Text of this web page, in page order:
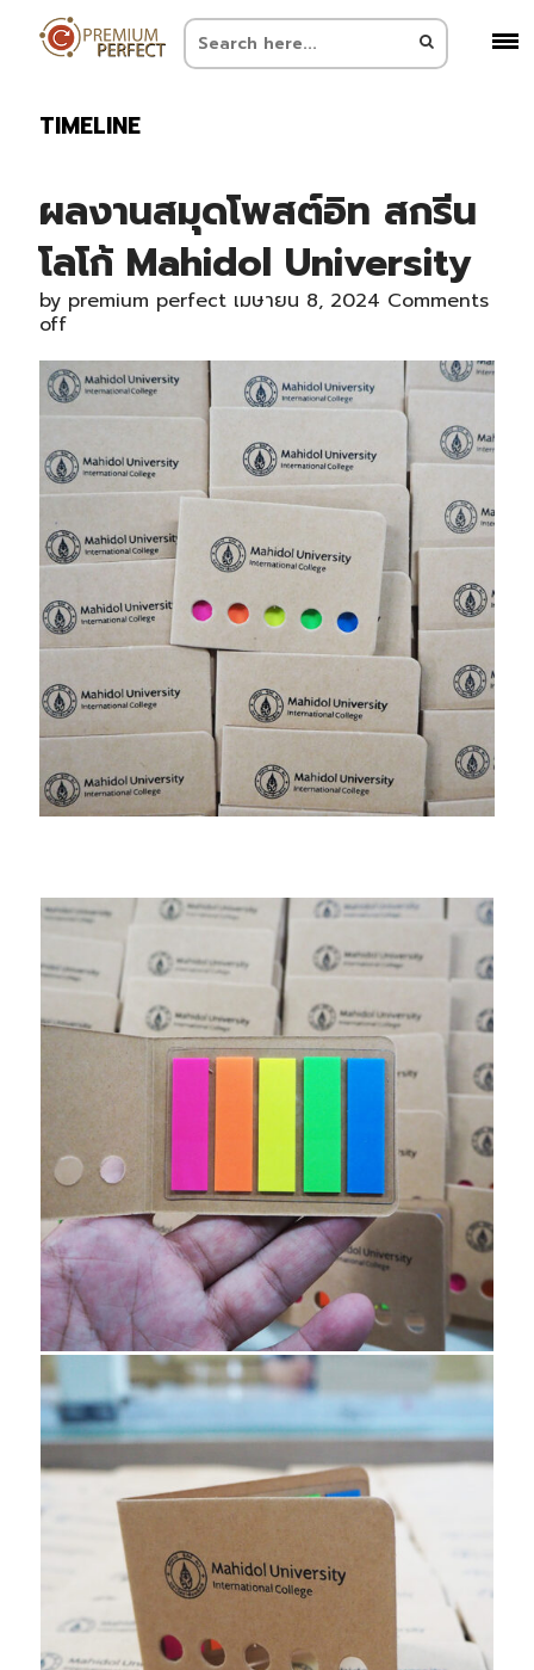
TIMELINE
ผลงานสมุดโพสต์อิท สกรีน
โลโก้ Mahidol University
by premium perfect เมษายน 8, 2024 Comments
off